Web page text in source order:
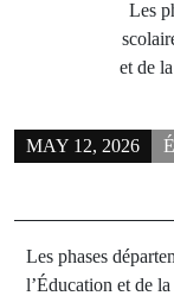
Les
et de
MAY 12, 2026
Les phases
l’Éducation et de